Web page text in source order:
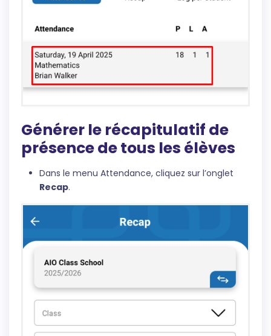
Générer le récapitulatif de
présence de tous les élèves
Dans le menu Attendance, cliquez sur l’onglet
Recap.